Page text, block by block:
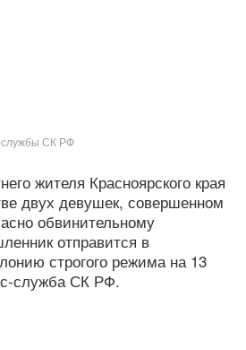
службы СК РФ
жителя Красноярского края
двух девушек, совершенном
обвинительному
отправится в
строгого режима на 13
служба СК РФ.